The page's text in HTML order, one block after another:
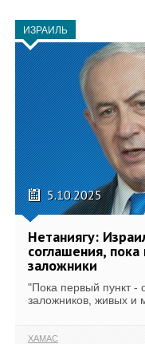
ИЗРАИЛЬ
5.10.2025
Нетаниягу:
соглашения, пока
заложники
"Пока первый пункт -
заложников, живых и
ХАМАС